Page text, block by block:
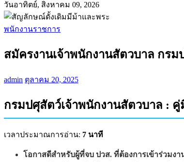
วันอาทิตย์, สิงหาคม 09, 2026
พนักงานราชการ
สมัครงานเจ้าพนักงานสัตวบาล กร
admin ตุลาคม 20, 2025
กรมปศุสัตว์เจ้าพนักงานสัตวบาล :
เวลาประมาณการอ่าน: 7 นาที
โอกาสดีสำหรับผู้ที่จบ ปวส. ที่ต้องการเข้าร่วมง